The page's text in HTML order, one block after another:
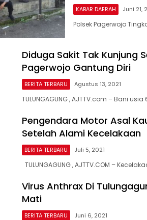
KABAR DAERAH Juni 21,
Polsek Pagerwojo
Diduga Sakit Tak Kunjung
Pagerwojo Gantung Diri
BERITA TERBARU Agustus 13, 2021
TULUNGAGUNG , AJTTV.com – Bani
Pengendara Motor Asal
Setelah Alami Kecelakaan
BERITA TERBARU Juli 5, 2021
TULUNGAGUNG , AJTTV.COM –
Virus Anthrax Di
Mati
BERITA TERBARU Juni 6, 2021